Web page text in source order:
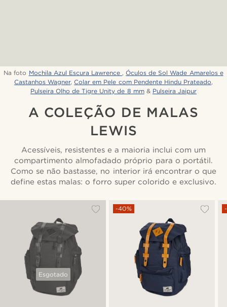
Na foto Mochila Azul Escura Lawrence ,Óculos de Sol Wade Amarelos e
Castanhos Wagner,Colar em Pele com Pendente Hindu Prateado,
Pulseira Olho de Tigre Unity de 8 mm& Pulseira Jaipur
A COLEÇÃO DE MALAS
LEWIS
Acessíveis, resistentes e a maioria inclui com um
compartimento almofadado próprio para o portátil.
Como se não bastasse, no interior irá encontrar o que
define estas malas: o forro super colorido e exclusivo.
Esgotado
-40%